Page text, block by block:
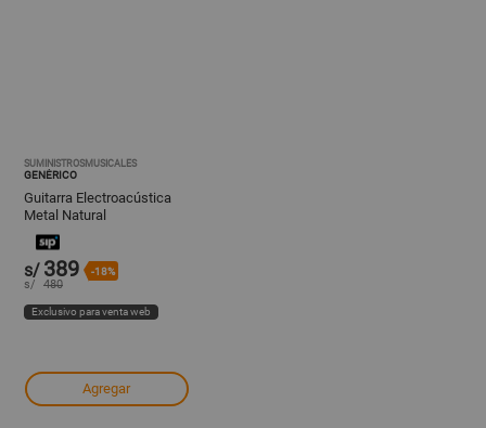
SUMINISTROSMUSICALES
GENÉRICO
Guitarra Electroacústica
Metal Natural
s/ 389 -18%
s/ 480
Exclusivo para venta web
Agregar